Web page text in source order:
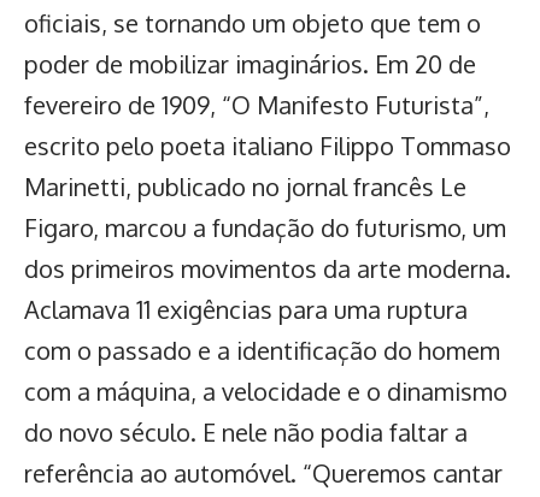
oficiais, se tornando um objeto que tem o
poder de mobilizar imaginários. Em 20 de
fevereiro de 1909, “O Manifesto Futurista”,
escrito pelo poeta italiano Filippo Tommaso
Marinetti, publicado no jornal francês Le
Figaro, marcou a fundação do futurismo, um
dos primeiros movimentos da arte moderna.
Aclamava 11 exigências para uma ruptura
com o passado e a identificação do homem
com a máquina, a velocidade e o dinamismo
do novo século. E nele não podia faltar a
referência ao automóvel. “Queremos cantar